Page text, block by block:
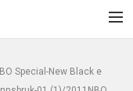
Special-New Black e